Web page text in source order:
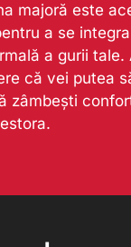
majoră este
a se
a gurii tale.
că vei putea
zâmbești